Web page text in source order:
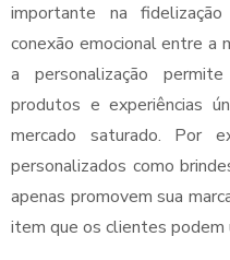
importante na
conexão emocional entre a
a personalização
produtos e experiências
mercado saturado. Por
personalizados como
apenas promovem sua
item que os clientes podem